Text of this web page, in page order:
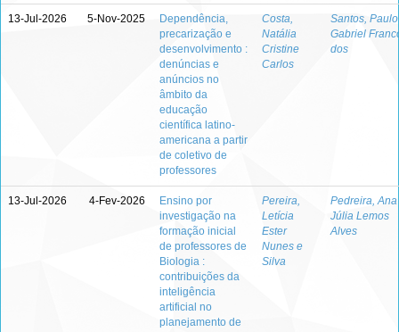
13-Jul-2026 5-Nov-2025
Dependência,
precarização e
desenvolvimento :
denúncias e
anúncios no
âmbito da
educação
científica latino-
americana a partir
de coletivo de
professores
Costa,
Natália
Cristine
Carlos
Santos, Paulo
Gabriel
dos
13-Jul-2026 4-Fev-2026
Ensino por
investigação na
formação inicial
de professores de
Biologia :
contribuições da
inteligência
artificial no
planejamento de
Pereira,
Letícia
Ester
Nunes e
Silva
Pedreira, Ana
Júlia Lemos
Alves